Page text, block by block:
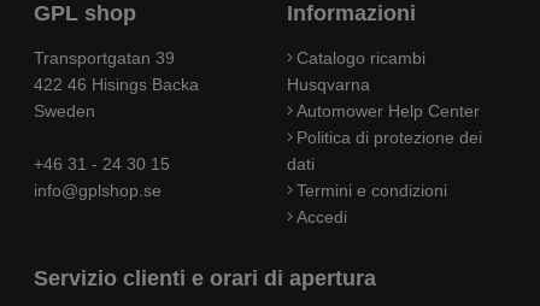
GPL shop
Transportgatan 39
422 46 Hisings Backa
Sweden
+46 31 - 24 30 15
info@gplshop.se
Informazioni
Catalogo ricambi
Husqvarna
Automower Help Center
Politica di protezione dei
dati
Termini e condizioni
Accedi
Servizio clienti e orari di apertura